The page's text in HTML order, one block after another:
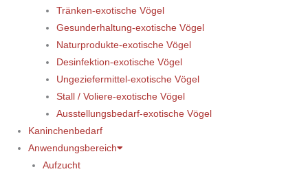
Tränken-exotische Vögel
Gesunderhaltung-exotische Vögel
Naturprodukte-exotische Vögel
Desinfektion-exotische Vögel
Ungeziefermittel-exotische Vögel
Stall / Voliere-exotische Vögel
Ausstellungsbedarf-exotische Vögel
Kaninchenbedarf
Anwendungsbereich
Aufzucht